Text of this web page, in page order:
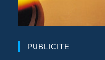
PUBLICITE